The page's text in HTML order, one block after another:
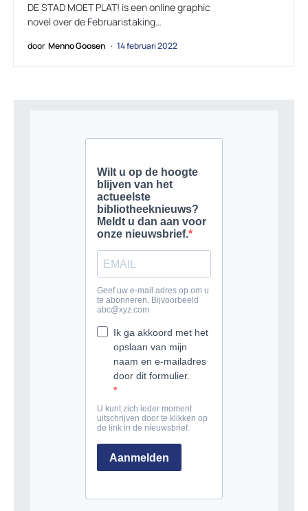
DE STAD MOET PLAT! is een online graphic
novel over de Februaristaking…
door Menno Goosen 14 februari 2022